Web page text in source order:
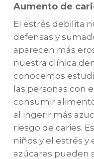
Aumento de
El estrés debilita
defensas y
aparecen más
nuestra clínica
conocemos
las personas con
consumir
al ingerir más
riesgo de caries.
niños y el estrés
azúcares pueden